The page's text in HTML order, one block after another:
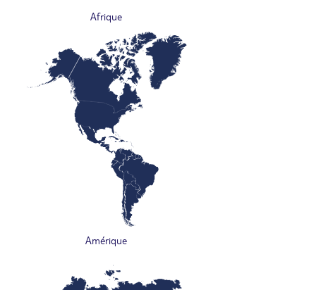
Afrique
Amérique